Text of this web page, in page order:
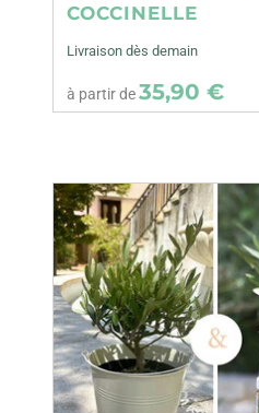
COCCINELLE
Livraison dès demain
à partir de35,90 €